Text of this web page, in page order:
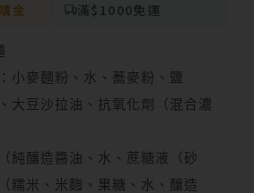
金 滿$1000免運
小麥麵粉、水、蕎麥粉、鹽
大豆沙拉油、抗氧化劑（混合濃
純釀造醬油、水、蔗糖液（砂
糯米、米麴、果糖、水、釀造